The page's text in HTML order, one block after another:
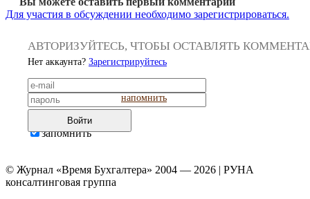
Для участия в обсуждении необходимо зарегистрироваться.
АВТОРИЗУЙТЕСЬ, ЧТОБЫ ОСТАВЛЯТЬ
Нет аккаунта? Зарегистрируйтесь
напомнить
Войти
запомнить
© Журнал «Время Бухгалтера» 2004 — 2026 | РУНА
консалтинговая группа